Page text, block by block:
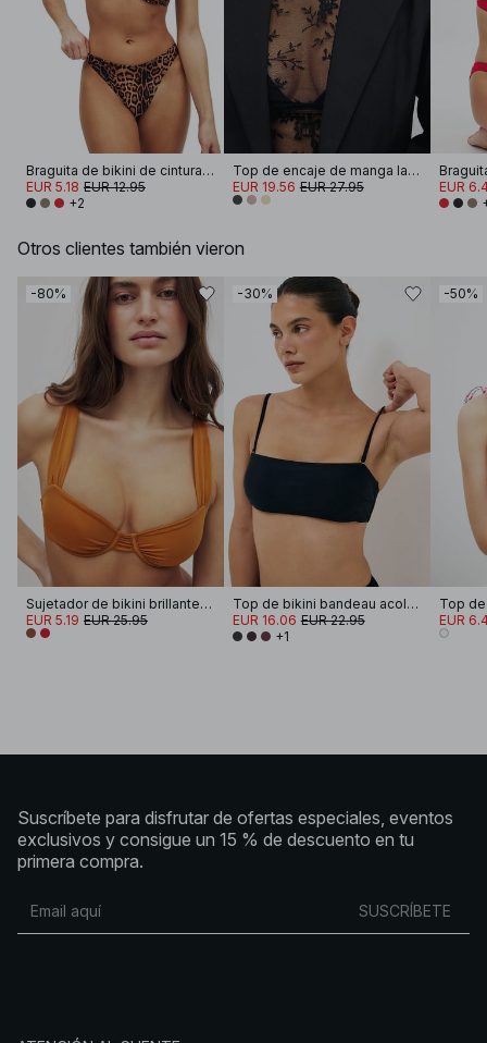
Braguita de bikini de cintura alta
EUR 5.18 EUR 12.95
+2
Top de encaje de manga larga
EUR 19.56 EUR 27.95
EUR
Otros clientes también vieron
-80%
Sujetador de bikini brillante drapeado con tirantes anchos
EUR 5.19 EUR 25.95
-30%
Top de bikini bandeau acolchado
EUR 16.06 EUR 22.95
+1
-50%
Top
EUR
Suscríbete para disfrutar de ofertas especiales, eventos
exclusivos y consigue un 15 % de descuento en tu
primera compra.
SUSCRÍBETE